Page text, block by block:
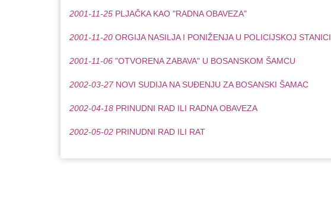
2001-11-25 PLJAČKA KAO "RADNA OBAVEZA"
2001-11-20 ORGIJA NASILJA I PONIŽENJA U POLICIJSKOJ STANICI
2001-11-06 "OTVORENA ZABAVA" U BOSANSKOM ŠAMCU
2002-03-27 NOVI SUDIJA NA SUĐENJU ZA BOSANSKI ŠAMAC
2002-04-18 PRINUDNI RAD ILI RADNA OBAVEZA
2002-05-02 PRINUDNI RAD ILI RAT